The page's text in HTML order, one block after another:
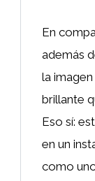
En
además
la
brillante
Eso sí:
en un
como